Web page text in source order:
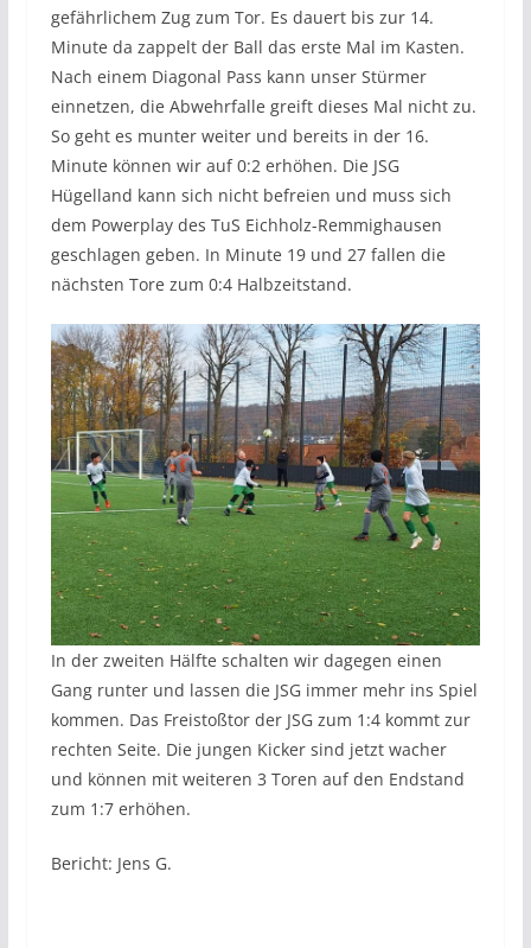
gefährlichem Zug zum Tor. Es dauert bis zur 14.
Minute da zappelt der Ball das erste Mal im Kasten.
Nach einem Diagonal Pass kann unser Stürmer
einnetzen, die Abwehrfalle greift dieses Mal nicht zu.
So geht es munter weiter und bereits in der 16.
Minute können wir auf 0:2 erhöhen. Die JSG
Hügelland kann sich nicht befreien und muss sich
dem Powerplay des TuS Eichholz-Remmighausen
geschlagen geben. In Minute 19 und 27 fallen die
nächsten Tore zum 0:4 Halbzeitstand.
In der zweiten Hälfte schalten wir dagegen einen
Gang runter und lassen die JSG immer mehr ins Spiel
kommen. Das Freistoßtor der JSG zum 1:4 kommt zur
rechten Seite. Die jungen Kicker sind jetzt wacher
und können mit weiteren 3 Toren auf den Endstand
zum 1:7 erhöhen.
Bericht: Jens G.